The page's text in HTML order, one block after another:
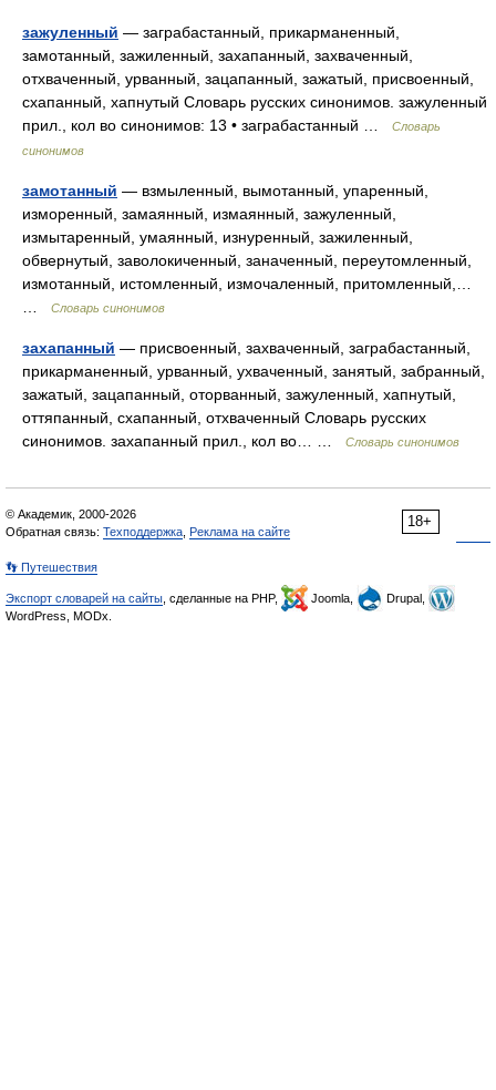
зажуленный — заграбастанный, прикарманенный,
замотанный, зажиленный, захапанный, захваченный,
отхваченный, урванный, зацапанный, зажатый, присвоенный,
схапанный, хапнутый Словарь русских синонимов. зажуленный
прил., кол во синонимов: 13 • заграбастанный …
Словарь
синонимов
замотанный — взмыленный, вымотанный, упаренный,
изморенный, замаянный, измаянный, зажуленный,
измытаренный, умаянный, изнуренный, зажиленный,
обвернутый, заволокиченный, заначенный, переутомленный,
измотанный, истомленный, измочаленный, притомленный,…
Словарь синонимов
захапанный — присвоенный, захваченный, заграбастанный,
прикарманенный, урванный, ухваченный, занятый, забранный,
зажатый, зацапанный, оторванный, зажуленный, хапнутый,
оттяпанный, схапанный, отхваченный Словарь русских
синонимов. захапанный прил., кол во… …
Словарь синонимов
18+
© Академик, 2000-2026
Обратная связь: Техподдержка Реклама на сайте
👣 Путешествия
Экспорт словарей на сайты , сделанные на PHP, Joomla,
Drupal,
WordPress, MODx.